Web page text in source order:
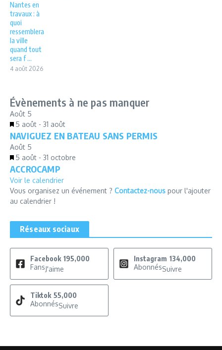
Nantes en
travaux : à
quoi
ressemblera
la ville
quand tout
sera f ...
4 août 2026
Évènements à ne pas manquer
Août 5
Mis
en
avant
5 août - 31 août
NAVIGUEZ EN BATEAU SANS PERMIS
Août 5
Mis
en
avant
5 août - 31 octobre
ACCROCAMP
Voir le calendrier
Vous organisez un événement ? Contactez-nous pour l'ajouter
au calendrier !
Réseaux sociaux
Facebook 195,000
FansJ'aime
Instagram 134,000
AbonnésSuivre
Tiktok 55,000
AbonnésSuivre